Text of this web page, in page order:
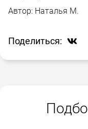
Автор: Наталья М.
Поделиться: